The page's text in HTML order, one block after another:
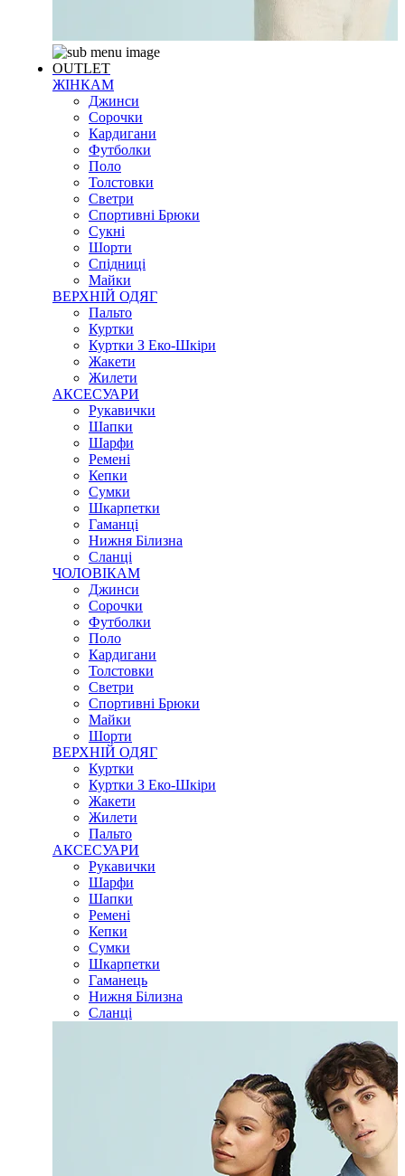
OUTLET
ЖІНКАМ
Джинси
Сорочки
Кардигани
Футболки
Поло
Толстовки
Светри
Спортивні Брюки
Сукні
Шорти
Спідниці
Майки
ВЕРХНІЙ ОДЯГ
Пальто
Куртки
Куртки З Еко-Шкіри
Жакети
Жилети
АКСЕСУАРИ
Рукавички
Шапки
Шарфи
Ремені
Кепки
Сумки
Шкарпетки
Гаманці
Нижня Білизна
Сланці
ЧОЛОВІКАМ
Джинси
Сорочки
Футболки
Поло
Кардигани
Толстовки
Светри
Спортивні Брюки
Майки
Шорти
ВЕРХНІЙ ОДЯГ
Куртки
Куртки З Еко-Шкіри
Жакети
Жилети
Пальто
АКСЕСУАРИ
Рукавички
Шарфи
Шапки
Ремені
Кепки
Сумки
Шкарпетки
Гаманець
Нижня Білизна
Сланці